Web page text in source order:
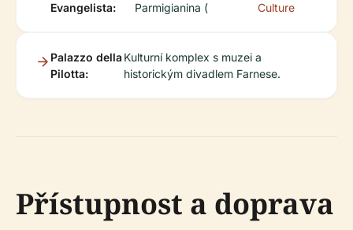
Evangelista:
Parmigianina (
Culture
Palazzo della
Pilotta:
Kulturní komplex s muzei a
historickým divadlem Farnese.
Přístupnost a doprava